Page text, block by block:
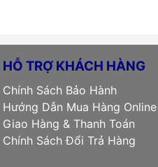
HỖ TRỢ KHÁCH HÀNG
Chính Sách Bảo Hành
Hướng Dẫn Mua Hàng Online
Giao Hàng & Thanh Toán
Chính Sách Đổi Trả Hàng